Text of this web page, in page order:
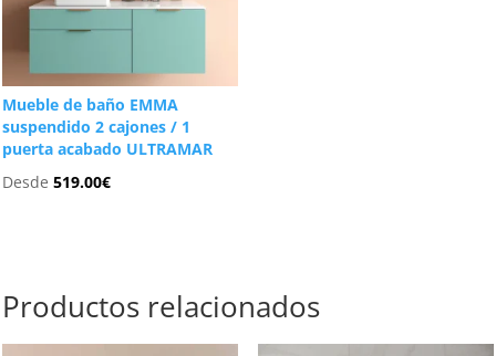
Mueble de baño EMMA
suspendido 2 cajones / 1
puerta acabado ULTRAMAR
Desde519.00€
Productos relacionados